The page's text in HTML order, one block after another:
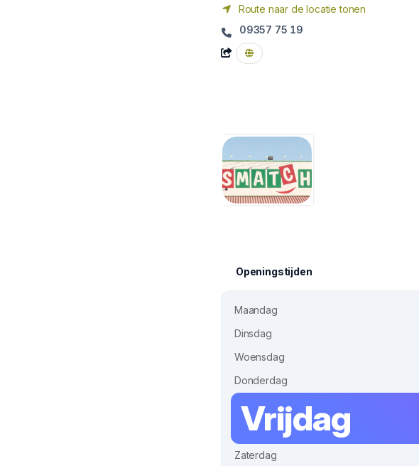
Route naar de locatie tonen
09357 75 19
Openingstijden
Maandag
Dinsdag
Woensdag
Donderdag
Vrijdag
Zaterdag